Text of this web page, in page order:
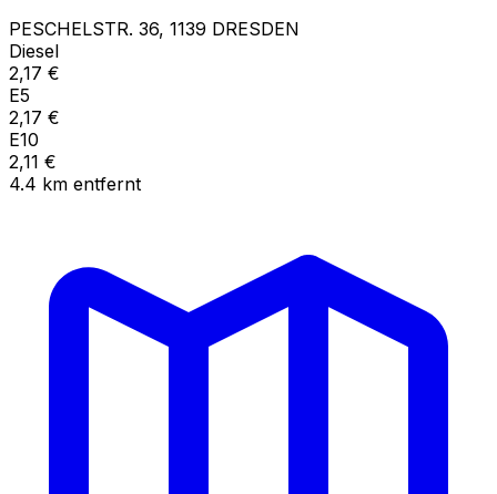
PESCHELSTR. 36, 1139 DRESDEN
Diesel
2,17 €
E5
2,17 €
E10
2,11 €
4.4 km entfernt